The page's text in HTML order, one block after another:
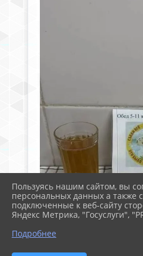
Пользуясь нашим сайтом, вы
персональных данных а также
подключенные к веб-сайту
Яндекс Метрика, "Госуслуги",
Подробнее